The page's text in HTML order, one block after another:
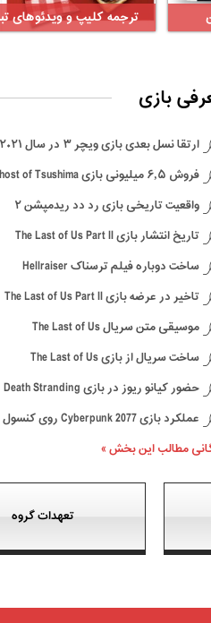
ترجمه کلیپ و ویدئوهای
بازی
ارتقا نسل بعدی بازی ویچر ۳ در سال ۲۰۲۱
فروش ۶٫۵ میلیونی بازی Ghost of Tsushima
واقعیت تاریخی بازی رد دد ریدمپشن ۲
تاریخ انتشار بازی The Last of Us Part II
ساخت دوباره فیلم ترسناک Hellraiser
تاخیر در عرضه بازی The Last of Us Part II
موسیقی متن سریال The Last of Us
ساخت سریال از بازی The Last of Us
حضور کیانو ریوز در بازی Death Stranding
عملکرد بازی Cyberpunk 2077 روی کنسول ها
مطالب این بخش »
تعهدات گروه